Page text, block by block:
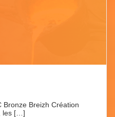
Bronze Breizh Création
les […]